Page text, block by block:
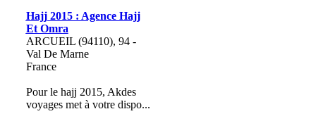
Hajj 2015 : Agence Hajj
Et Omra
ARCUEIL (94110), 94 -
Val De Marne
France
Pour le hajj 2015, Akdes
voyages met à votre dispo...